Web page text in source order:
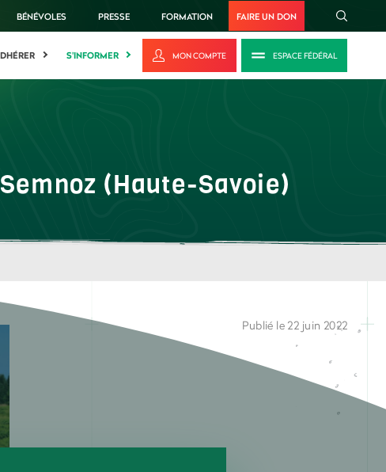
BÉNÉVOLES PRESSE FORMATION FAIRE UN DON
S'INFORMER MON COMPTE ESPACE FÉDÉRAL
(Haute-Savoie)
Publié le 22 juin 2022